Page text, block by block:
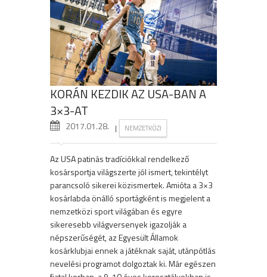
KORÁN KEZDIK AZ USA-BAN A
3×3-AT
2017.01.28. | NEMZETKÖZI
Az USA patinás tradíciókkal rendelkező
kosársportja világszerte jól ismert, tekintélyt
parancsoló sikerei közismertek. Amióta a 3×3
kosárlabda önálló sportágként is megjelent a
nemzetközi sport világában és egyre
sikeresebb világversenyek igazolják a
népszerűségét, az Egyesült Államok
kosárklubjai ennek a játéknak saját, utánpótlás
nevelési programot dolgoztak ki. Már egészen